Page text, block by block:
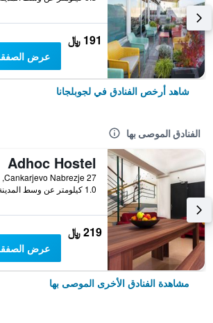
191 ﷼
عرض
شاهد أرخص الفنادق في لجوبلجانا
الفنادق الموصى بها
Adhoc Hostel
1.0 كيلومتر عن وسط المدينة
219 ﷼
عرض
مشاهدة الفنادق الأخرى الموصى بها